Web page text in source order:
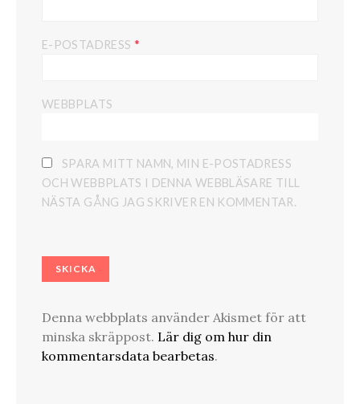
E-POSTADRESS *
WEBBPLATS
SPARA MITT NAMN, MIN E-POSTADRESS
OCH WEBBPLATS I DENNA WEBBLÄSARE TILL
NÄSTA GÅNG JAG SKRIVER EN KOMMENTAR.
Denna webbplats använder Akismet för att
minska skräppost. Lär dig om hur din
kommentarsdata bearbetas.